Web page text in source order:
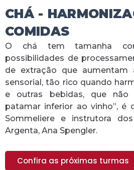
CHÁ -
COMIDAS
O chá tem tamanha
possibilidades de
de extração que aumentam
sensorial, tão rico quando
e outras bebidas, que não
patamar inferior ao vinho”, é
Sommeliere e instrutora
Argenta, Ana Spengler.
Confira as próximas turmas